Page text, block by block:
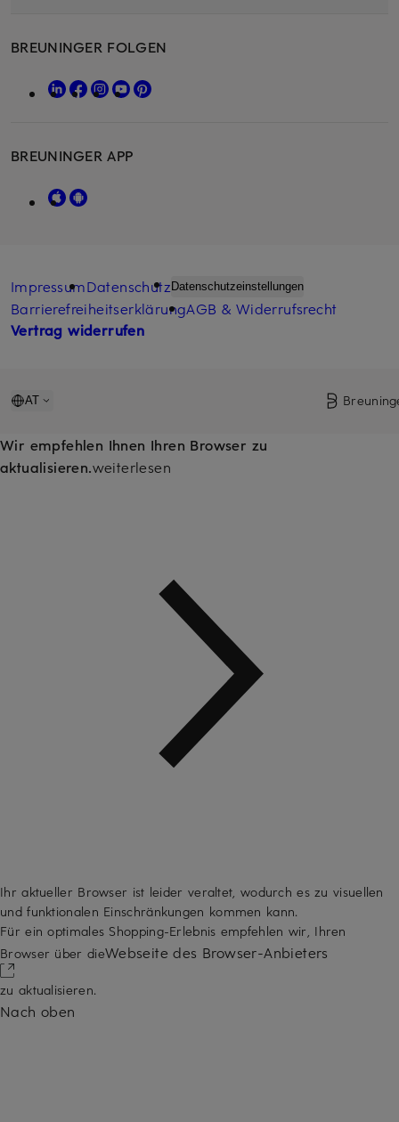
BREUNINGER FOLGEN
BREUNINGER APP
ImpressumDatenschutz Datenschutzeinstellungen
BarrierefreiheitserklärungAGB & Widerrufsrecht
Vertrag widerrufen
AT
Wir empfehlen Ihnen Ihren Browser zu
aktualisieren.weiterlesen
Ihr aktueller Browser ist leider veraltet, wodurch es zu visuellen
und funktionalen Einschränkungen kommen kann.
Für ein optimales Shopping-Erlebnis empfehlen wir, Ihren
Browser über dieWebseite des Browser-Anbieters
zu aktualisieren.
Nach oben